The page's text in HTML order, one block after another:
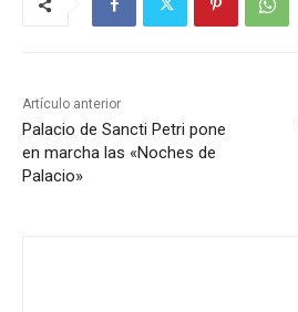
Artículo anterior
Palacio de Sancti Petri pone
en marcha las «Noches de
Palacio»